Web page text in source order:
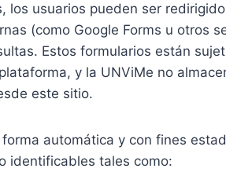
los usuarios pueden ser
(como Google Forms u otros
Estos formularios están
y la UNViMe no
este sitio.
automática y con fines
identificables tales como: